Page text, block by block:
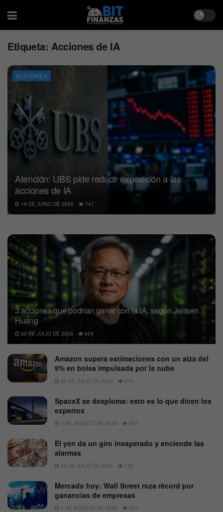
Etiqueta: Acciones de IA
ACCIONES
Atención: UBS pide reducir exposición a las
acciones de IA
19 DE JUNIO DE 2026 747
3 acciones que podrían ganar con la IA, según Jensen
Huang
30 DE JULIO DE 2026 824
Amazon supera estimaciones con un alza del
9% en bolsa impulsada por la nube
30 DE JULIO DE 2026 610
SpaceX se desploma: esto es lo que dicen los
expertos
5 DE AGOSTO DE 2026 582
El yen da un giro inesperado y enciende las
alarmas
30 DE JULIO DE 2026 723
Mercado hoy: Wall Street roza récord por
ganancias de empresas
4 DE AGOSTO DE 2026 543